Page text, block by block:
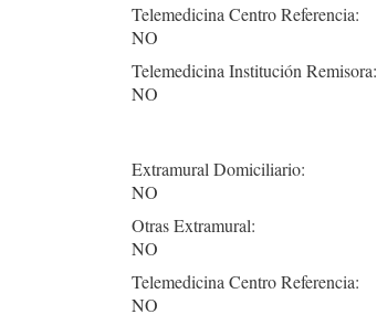
Telemedicina Centro Referencia:
NO
Telemedicina Institución Remisora:
NO
Extramural Domiciliario:
NO
Otras Extramural:
NO
Telemedicina Centro Referencia:
NO